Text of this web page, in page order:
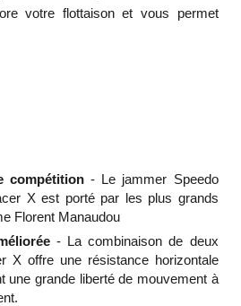
votre flottaison et vous permet
compétition- Le jammer Speedo
X est porté par les plus grands
Florent Manaudou
- La combinaison de deux
X offre une résistance horizontale
une grande liberté de mouvement à